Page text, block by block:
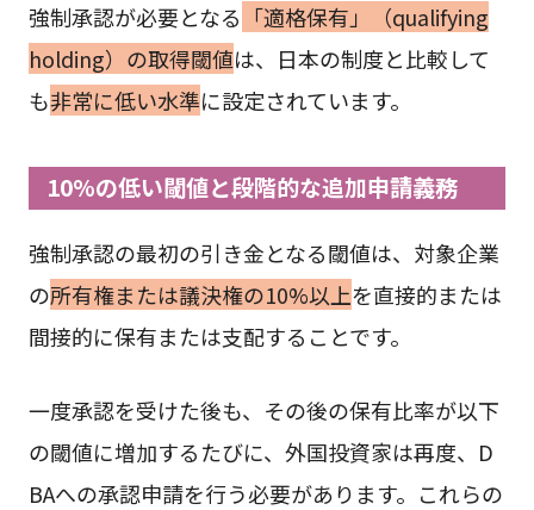
強制承認が必要となる 「適格保有」（qualifying
holding）の取得閾値は、日本の制度と比較して
も非常に低い水準に設定されています。
10%の低い閾値と段階的な追加申請義務
強制承認の最初の引き金となる閾値は、対象企業
の所有権または議決権の10%以上を直接的または
間接的に保有または支配することです。
一度承認を受けた後も、その後の保有比率が以下
の閾値に増加するたびに、外国投資家は再度、D
BAへの承認申請を行う必要があります。これらの